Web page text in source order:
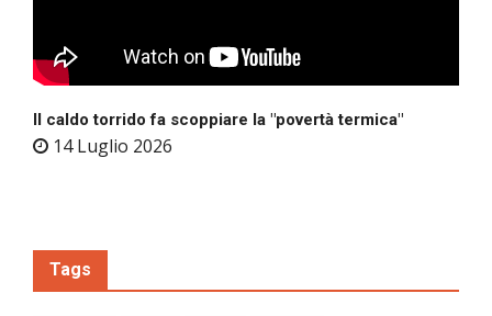
Il caldo torrido fa scoppiare la "povertà termica"
14 Luglio 2026
Tags